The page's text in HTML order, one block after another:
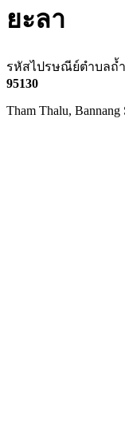
ยะลา
รหัสไปรษณีย์ตำบลถ้
95130
Tham Thalu, Bannang